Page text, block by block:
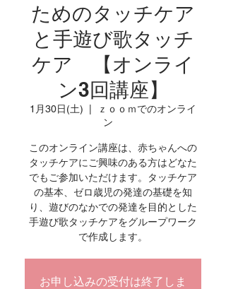
ためのタッチケア
と手遊び歌タッチ
ケア 【オンライ
ン3回講座】
1月30日(土)
ｚｏｏｍでのオンライ
ン
このオンライン講座は、赤ちゃんへの
タッチケアにご興味のある方はどなた
でもご参加いただけます。タッチケア
の基本、ゼロ歳児の発達の基礎を知
り、遊びのなかでの発達を目的とした
手遊び歌タッチケアをグループワーク
で作成します。
お申し込みの受付は終了しま